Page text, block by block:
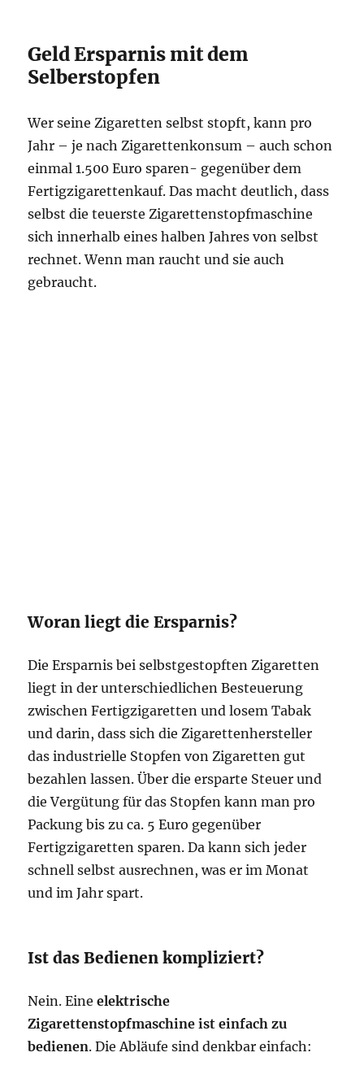
Geld Ersparnis mit dem
Selberstopfen
Wer seine Zigaretten selbst stopft, kann pro
Jahr – je nach Zigarettenkonsum – auch schon
einmal 1.500 Euro sparen- gegenüber dem
Fertigzigarettenkauf. Das macht deutlich, dass
selbst die teuerste Zigarettenstopfmaschine
sich innerhalb eines halben Jahres von selbst
rechnet. Wenn man raucht und sie auch
gebraucht.
Woran liegt die Ersparnis?
Die Ersparnis bei selbstgestopften Zigaretten
liegt in der unterschiedlichen Besteuerung
zwischen Fertigzigaretten und losem Tabak
und darin, dass sich die Zigarettenhersteller
das industrielle Stopfen von Zigaretten gut
bezahlen lassen. Über die ersparte Steuer und
die Vergütung für das Stopfen kann man pro
Packung bis zu ca. 5 Euro gegenüber
Fertigzigaretten sparen. Da kann sich jeder
schnell selbst ausrechnen, was er im Monat
und im Jahr spart.
Ist das Bedienen kompliziert?
Nein. Eineelektrische
Zigarettenstopfmaschine ist einfach zu
bedienen. Die Abläufe sind denkbar einfach: